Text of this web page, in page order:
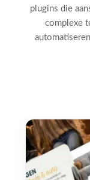
plugins die
complexe